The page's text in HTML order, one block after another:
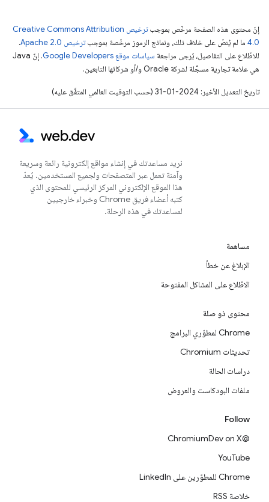
إنّ محتوى هذه الصفحة مرخّص بموجب
ترخيص Creative Commons Attribution
4.0‏ ما لم يُنصّ على خلاف ذلك، ونماذج الرموز مرخّصة بموجبترخيص Apache 2.0‏
.
للاطّلاع على التفاصيل، يُرجى مراجعة سياسات موقع Google Developers‏
. إنّ Java
هي علامة تجارية مسجَّلة لشركة Oracle و/أو شركائها التابعين.
تاريخ التعديل الأخير: 2024-01-31 (حسب التوقيت العالمي المتفَّق عليه)
نريد مساعدتك في إنشاء مواقع إلكترونية رائعة وسريعة
وآمنة تعمل عبر المتصفحات ولجميع المستخدمين. يُعدّ
هذا الموقع الإلكتروني المركز الرئيسي للمحتوى الذي
كتبه أعضاء فريق Chrome وخبراء خارجيين
لمساعدتك في هذه الرحلة.
مساهمة
الإبلاغ عن خطأ
الاطّلاع على المشاكل المفتوحة
محتوى ذو صلة
Chrome لمطوّري البرامج
تحديثات Chromium
دراسات الحالة
ملفات البودكاست والعروض
Follow
@ChromiumDev on X
YouTube
Chrome للمطوّرين على LinkedIn
خلاصة RSS